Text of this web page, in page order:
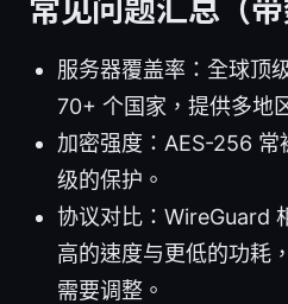
常见问题汇总（带
服务器覆盖率：全球顶
70+ 个国家，提供多地
加密强度：AES-256
级的保护。
协议对比：WireGuard
高的速度与更低的功耗
需要调整。